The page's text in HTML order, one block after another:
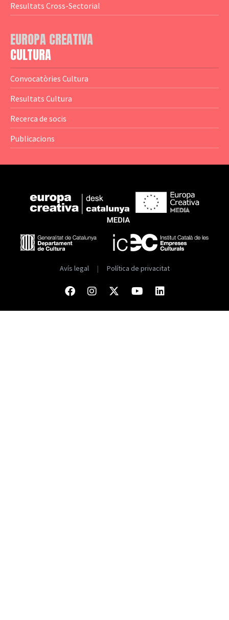
— Altres Guies
— Presentacions
— Estudis
Resultats Cross-Sectorial
EUROPA CREATIVA
CULTURA
Convocatòries Cultura
Resultats Cultura
Recerca de socis
Publicacions
Avís legal | Política de privacitat
FacebookInstagram
TwitterYoutube